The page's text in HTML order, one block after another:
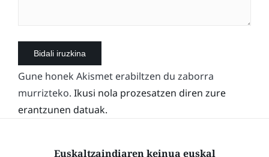
Gune honek Akismet erabiltzen du zaborra
murrizteko. Ikusi nola prozesatzen diren zure
erantzunen datuak.
Euskaltzaindiaren keinua euskal